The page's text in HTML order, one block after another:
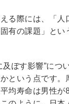
る際には、「
有の課題」と
ぼす影響”につ
という点です
均寿命は男性